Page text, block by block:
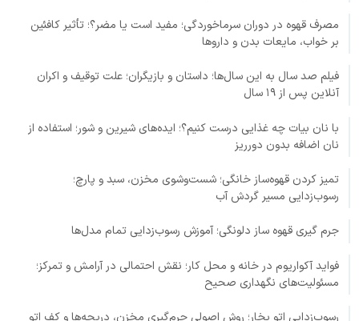
مصرف قهوه در دوران سرماخوردگی؛ مفید است یا مضر؟؛ تأثیر کافئین
بر خواب، مایعات بدن و داروها
فیلم صد سال به این سال‌ها؛ داستان و بازیگران؛ علت توقیف و اکران
آنلاین پس از ۱۹ سال
با نان بیات چه غذایی درست کنیم؟؛ ایده‌های شیرین و شور؛ استفاده از
نان اضافه بدون دورریز
تمیز کردن قهوه‌ساز خانگی؛ شست‌وشوی مخزن، سبد و پارچ؛
رسوب‌زدایی مسیر گردش آب
جرم گیری قهوه ساز دلونگی؛ آموزش رسوب‌زدایی تمام مدل‌ها
فواید آکواریوم در خانه و محل کار؛ نقش احتمالی در آرامش و تمرکز؛
مسئولیت‌های نگهداری صحیح
رسوب‌زدایی اتو بخار؛ روش اصولی جرم‌گیری مخزن، دریچه‌ها و کف اتو